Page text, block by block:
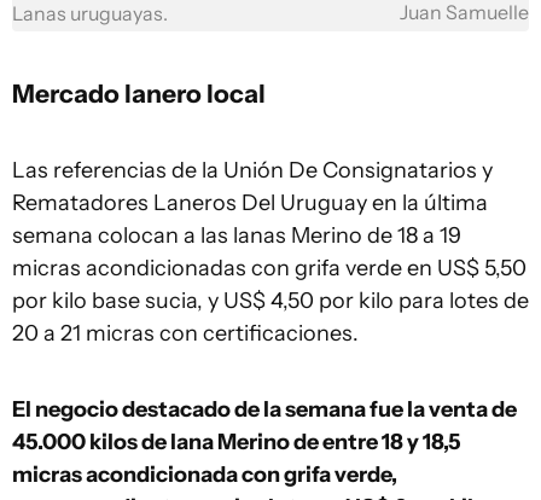
Lanas uruguayas. Juan Samuelle
Mercado lanerolocal
Las referencias de la Unión De Consignatarios y
Rematadores Laneros Del Uruguay en la última
semana colocan a las lanas Merino de 18 a 19
micras acondicionadas con grifa verde en US$ 5,50
por kilo base sucia, y US$ 4,50 por kilo para lotes de
20 a 21 micras con certificaciones.
El negocio destacado de la semana fue la venta de
45.000 kilos de lana Merino de entre 18 y 18,5
micras acondicionada con grifa verde,